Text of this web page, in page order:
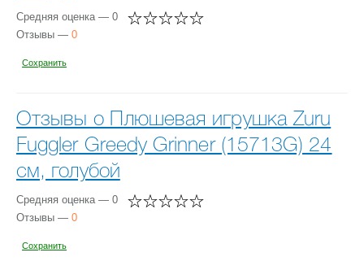
Средняя оценка — 0
Отзывы — 0
Сохранить
Отзывы о Плюшевая игрушка Zuru
Fuggler Greedy Grinner (15713G) 24
см, голубой
Средняя оценка — 0
Отзывы — 0
Сохранить